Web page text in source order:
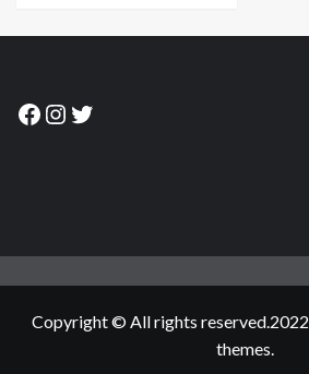
Facebook
Instagram
Twitter
Copyright © All rights reserved.2022
themes.